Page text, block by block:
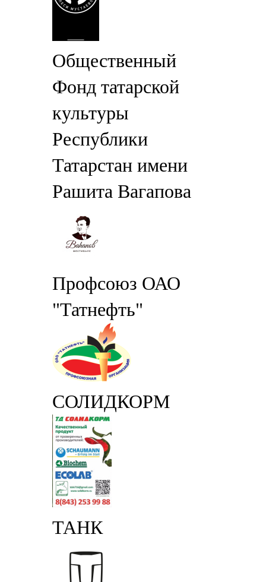
Общественный
Фонд татарской
культуры
Республики
Татарстан имени
Рашита Вагапова
Профсоюз ОАО
"Татнефть"
СОЛИДКОРМ
ТАНК